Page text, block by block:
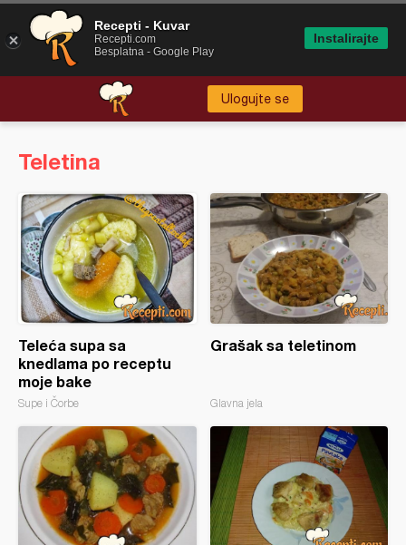
Ulogujte se
Teletina
Teleća supa sa
knedlama po receptu
moje bake
Supe i Čorbe
Grašak sa teletinom
Glavna jela
Recepti - Kuvar
Recepti.com
Besplatna - Google Play
Instalirajte